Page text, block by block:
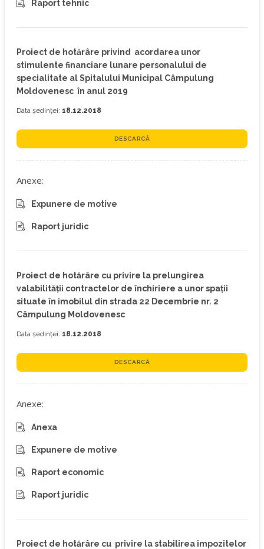
Raport tehnic
Proiect de hotărâre privind acordarea unor
stimulente financiare lunare personalului de
specialitate al Spitalului Municipal Câmpulung
Moldovenesc în anul 2019
Data ședinței: 18.12.2018
DESCARCĂ
Anexe:
Expunere de motive
Raport juridic
Proiect de hotărâre cu privire la prelungirea
valabilităţii contractelor de închiriere a unor spaţii
situate în imobilul din strada 22 Decembrie nr. 2
Câmpulung Moldovenesc
Data ședinței: 18.12.2018
DESCARCĂ
Anexe:
Anexa
Expunere de motive
Raport economic
Raport juridic
Proiect de hotărâre cu privire la stabilirea impozitelor